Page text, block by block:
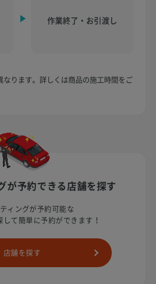
作業終了・お引渡し
ります。詳しくは商品の施工時間をご
が予約できる店舗を探す
ィングが予約可能な
て簡単に予約ができます！
店舗を探す